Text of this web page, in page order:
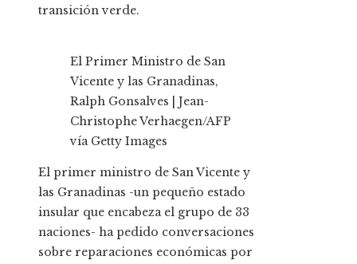
transición verde.
El Primer Ministro de San
Vicente y las Granadinas,
Ralph Gonsalves | Jean-
Christophe Verhaegen/AFP
vía Getty Images
El primer ministro de San Vicente y
las Granadinas -un pequeño estado
insular que encabeza el grupo de 33
naciones- ha pedido conversaciones
sobre reparaciones económicas por